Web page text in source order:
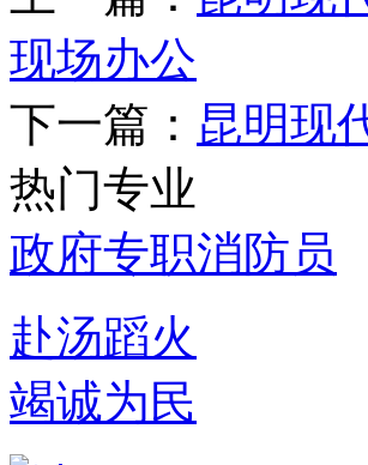
现场办公
下一篇： 昆明现
热门专业
政府专职消防员
赴汤蹈火
竭诚为民